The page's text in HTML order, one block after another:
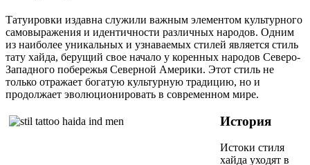
Татуировки издавна служили важным элементом культурного
самовыражения и идентичности различных народов. Одним
из наиболее уникальных и узнаваемых стилей является стиль
тату хайда, берущий свое начало у коренных народов Северо-
Западного побережья Северной Америки. Этот стиль не
только отражает богатую культурную традицию, но и
продолжает эволюционировать в современном мире.
История
Истоки стиля
хайда уходят в